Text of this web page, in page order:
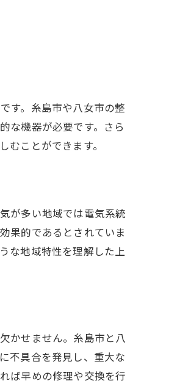
す。糸島市や八女市の整
な機器が必要です。さら
ことができます。
が多い地域では電気系統
果的であるとされていま
な地域特性を理解した上
かせません。糸島市と八
不具合を発見し、重大な
ば早めの修理や交換を行